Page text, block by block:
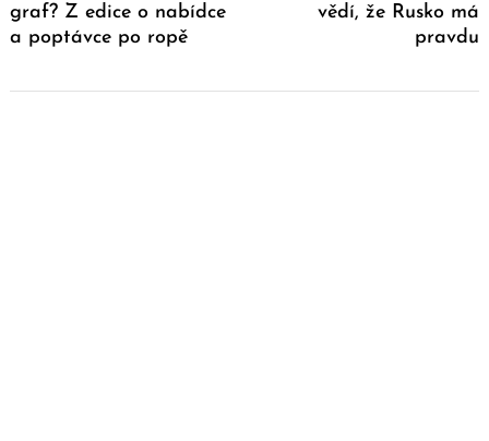
graf? Z edice o nabídce
a poptávce po ropě
vědí, že Rusko má
pravdu